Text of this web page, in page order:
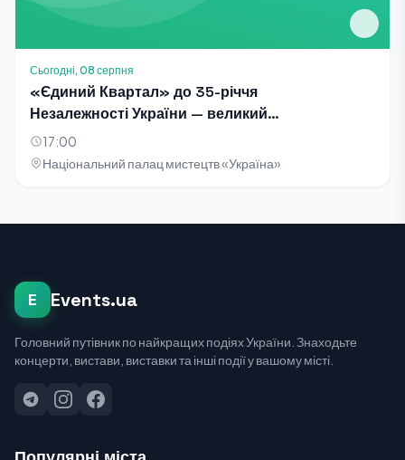
Сьогодні, 08 серпня
«Єдиний Квартал» до 35-річчя
Незалежності України — великий
благодійний концерт-телезйомка
17:00
Національний палац мистецтв «Україна»
E Events.ua
Головний путівник по найкращих подіях України. Знаходьте
концерти, вистави, виставки та інші події у вашому місті.